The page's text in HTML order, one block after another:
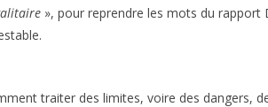
», pour reprendre les mots du
traiter des limites, voire des dangers,